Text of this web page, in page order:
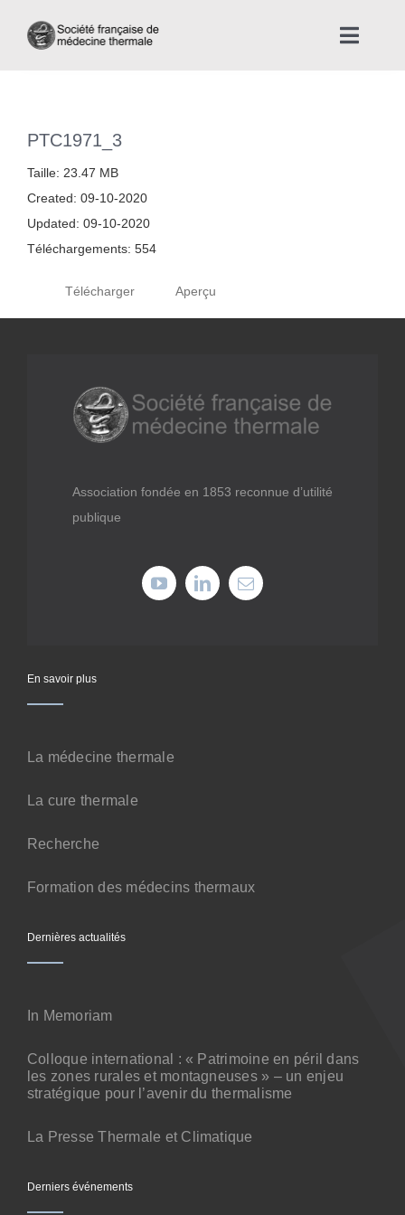
Toggle
Nous connaître
Actualités
Médiathèque
Recherche
Offres professionnelles
Cotiser
Faire un don
PTC1971_3
Taille: 23.47 MB
Created: 09-10-2020
Updated: 09-10-2020
Téléchargements: 554
Télécharger Aperçu
Association fondée en 1853 reconnue d’utilité
publique
En savoir plus
La médecine thermale
La cure thermale
Recherche
Formation des médecins thermaux
Dernières actualités
In Memoriam
Colloque international : « Patrimoine en péril dans
les zones rurales et montagneuses » – un enjeu
stratégique pour l’avenir du thermalisme
La Presse Thermale et Climatique
Derniers événements